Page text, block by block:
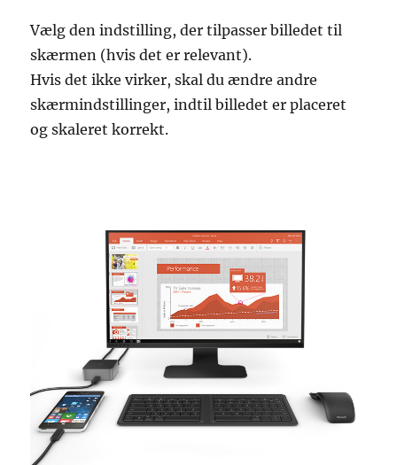
Vælg den indstilling, der tilpasser billedet til
skærmen (hvis det er relevant).
Hvis det ikke virker, skal du ændre andre
skærmindstillinger, indtil billedet er placeret
og skaleret korrekt.